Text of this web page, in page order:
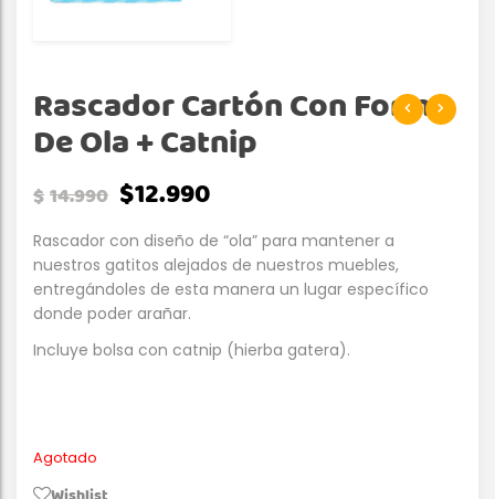
Rascador Cartón Con Forma
De Ola + Catnip
$14.990 $12.990
Rascador con diseño de “ola” para mantener a
nuestros gatitos alejados de nuestros muebles,
entregándoles de esta manera un lugar específico
donde poder arañar.
Incluye bolsa con catnip (hierba gatera).
Agotado